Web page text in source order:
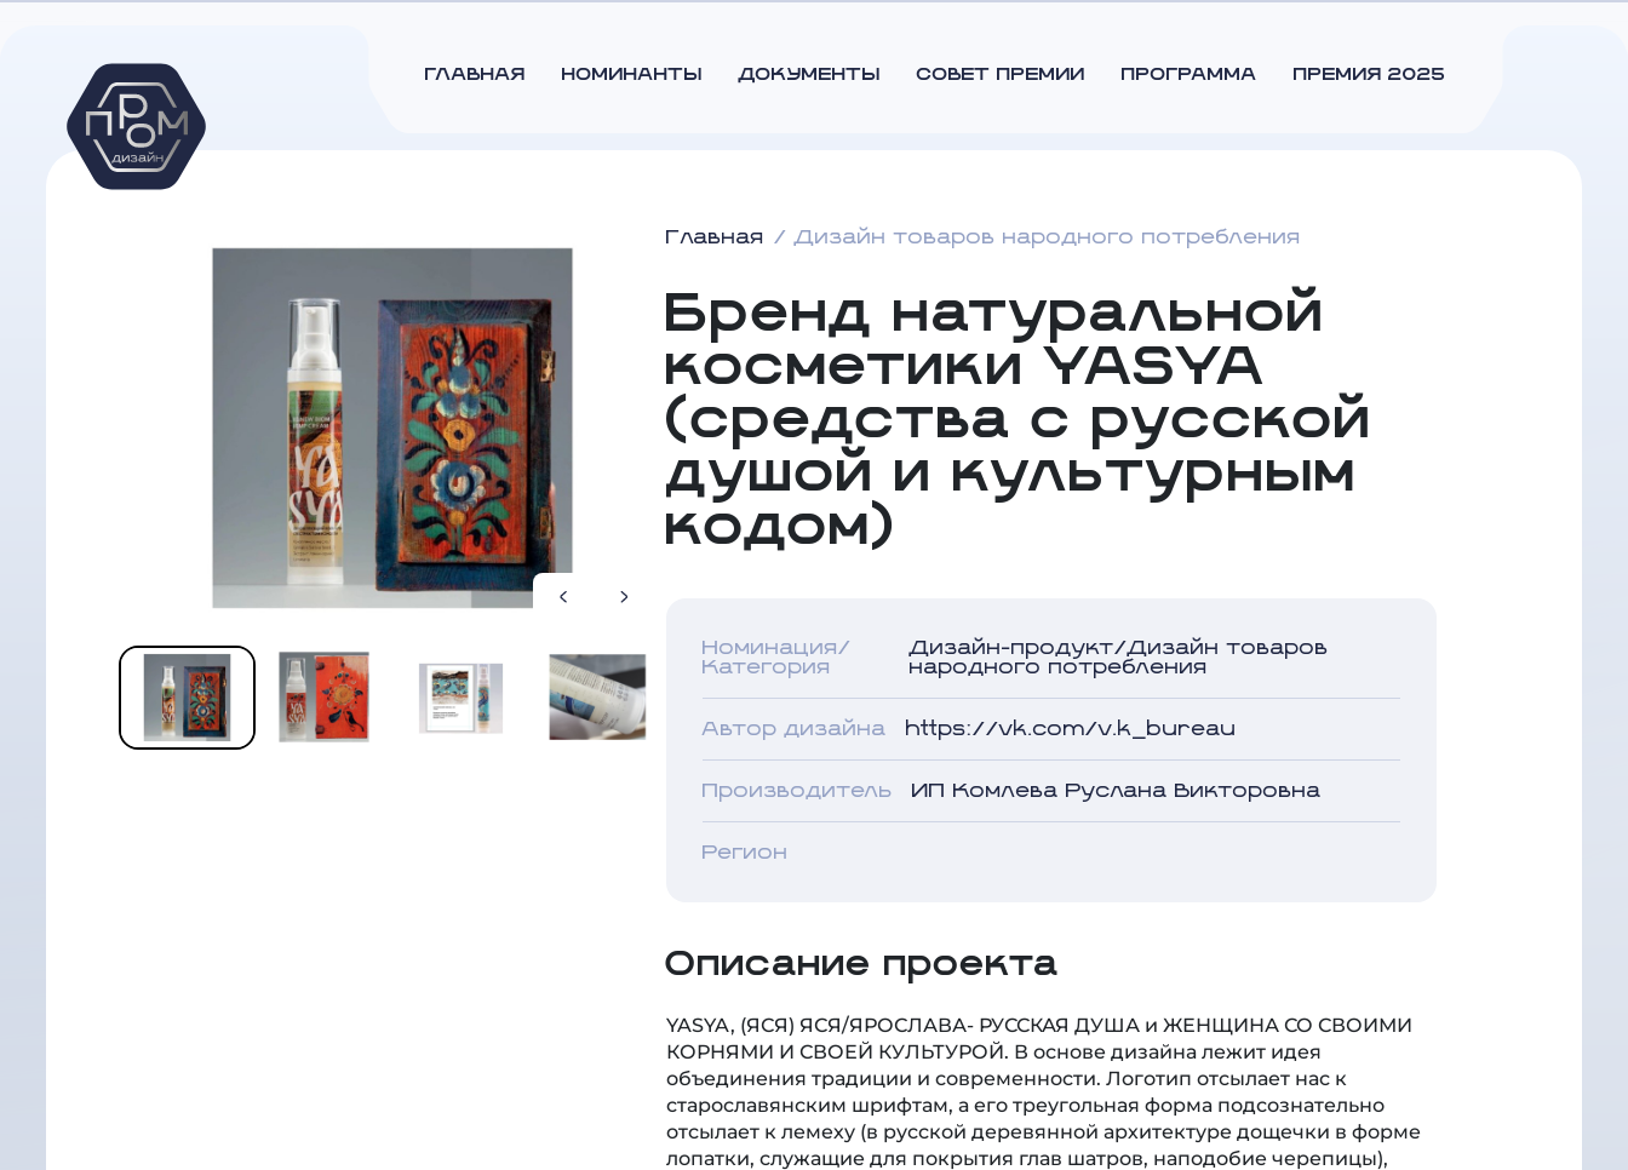
Главная Дизайн товаров народного потребления
Бренд натуральной
косметики YASYA
(средства с русской
душой и культурным
кодом)
Номинация/
Категория
Дизайн-продукт/Дизайн товаров
народного потребления
Автор дизайна https://vk.com/v.k_bureau
Производитель ИП Комлева Руслана Викторовна
Регион
Описание проекта
YASYA, (ЯСЯ) ЯСЯ/ЯРОСЛАВА- РУССКАЯ ДУША и ЖЕНЩИНА СО СВОИМИ
КОРНЯМИ И СВОЕЙ КУЛЬТУРОЙ. В основе дизайна лежит идея
объединения традиции и современности. Логотип отсылает нас к
старославянским шрифтам, а его треугольная форма подсознательно
отсылает к лемеху (в русской деревянной архитектуре дощечки в форме
лопатки, служащие для покрытия глав шатров, наподобие черепицы),